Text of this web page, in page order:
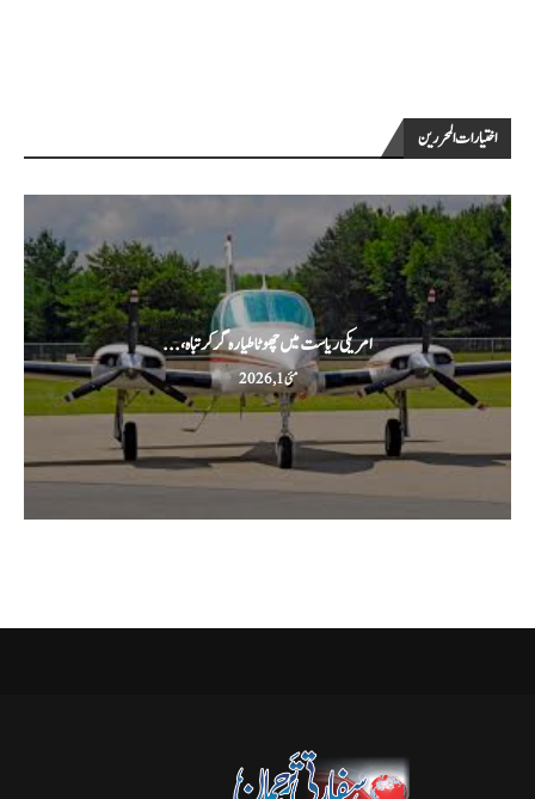
اختيارات المحررين
امریکی ریاست میں چھوٹا طیارہ گر کر تباہ،...
مئی 1, 2026